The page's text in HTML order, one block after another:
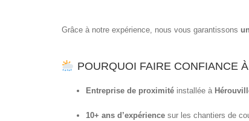
Grâce à notre expérience, nous vous garantissons
POURQUOI FAIRE CONFIANCE
Entreprise de proximité installée à
10+ ans d’expérience sur les chantiers de